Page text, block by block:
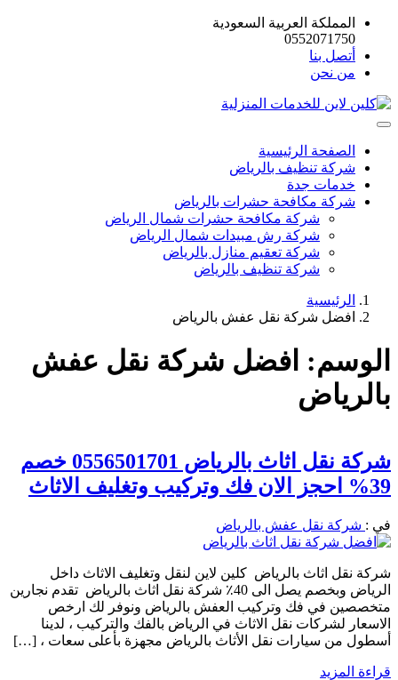
المملكة العربية السعودية
0552071750
أتصل بنا
من نحن
الصفحة الرئيسية
شركة تنظيف بالرياض
خدمات جدة
شركة مكافحة حشرات بالرياض
شركة مكافحة حشرات شمال الرياض
شركة رش مبيدات شمال الرياض
شركة تعقيم منازل بالرياض
شركة تنظيف بالرياض
الرئيسية
افضل شركة نقل عفش بالرياض
الوسم: افضل شركة نقل عفش
بالرياض
شركة نقل اثاث بالرياض 0556501701 خصم
39% احجز الان فك وتركيب وتغليف الاثاث
في : شركة نقل عفش بالرياض
شركة نقل اثاث بالرياض كلين لاين لنقل وتغليف الاثاث داخل
الرياض وبخصم يصل الى 40٪ شركة نقل اثاث بالرياض تقدم نجارين
متخصصين في فك وتركيب العفش بالرياض ونوفر لك ارخص
الاسعار لشركات نقل الاثاث في الرياض بالفك والتركيب ، لدينا
أسطول من سيارات نقل الأثاث بالرياض مجهزة بأعلى سعات ، […]
قراءة المزيد